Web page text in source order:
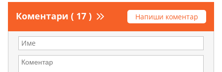
Коментари ( 17 ) Напиши коментар